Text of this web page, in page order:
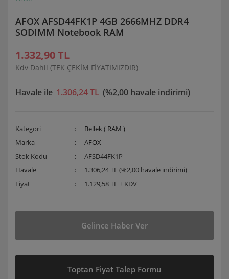
AFOX AFSD44FK1P 4GB 2666MHZ DDR4
SODIMM Notebook RAM
1.332,90 TL
Kdv Dahil (TEK ÇEKİM FİYATIMIZDIR)
Havale ile 1.306,24 TL (%2,00 havale indirimi)
Kategori
Bellek ( RAM )
Marka
AFOX
Stok Kodu
AFSD44FK1P
Havale
1.306,24 TL (%2,00 havale indirimi)
Fiyat
1.129,58 TL + KDV
Gelince Haber Ver
Toptan Fiyat Talep Formu